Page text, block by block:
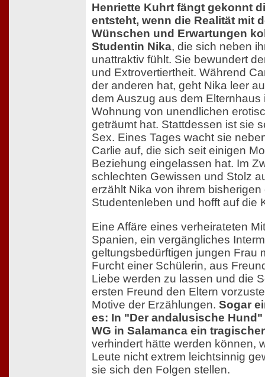
Henriette Kuhrt fängt gekonnt
entsteht, wenn die Realität mit
Wünschen und Erwartungen
Studentin Nika, die sich neben
unattraktiv fühlt. Sie bewundert
und Extrovertiertheit. Während
der anderen hat, geht Nika leer
dem Auszug aus dem Elternhaus
Wohnung von unendlichen
geträumt hat. Stattdessen ist sie
Sex. Eines Tages wacht sie
Carlie auf, die sich seit einigen
Beziehung eingelassen hat. Im
schlechten Gewissen und Stolz
erzählt Nika von ihrem
Studentenleben und hofft auf die
Eine Affäre eines verheirateten
Spanien, ein vergängliches
geltungsbedürftigen jungen Frau
Furcht einer Schülerin, aus
Liebe werden zu lassen und die
ersten Freund den Eltern
Motive der Erzählungen. Sogar
es: In "Der andalusische
WG in Salamanca ein
verhindert hätte werden können,
Leute nicht extrem leichtsinnig
sie sich den Folgen stellen.